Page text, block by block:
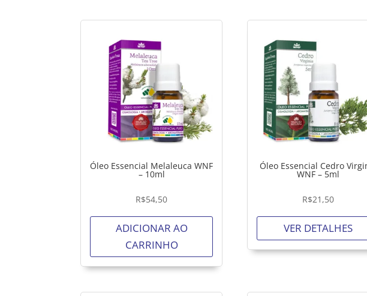
Óleo Essencial Melaleuca WNF
– 10ml
R$54,50
ADICIONAR AO
CARRINHO
Óleo Essencial Cedro
WNF – 5ml
R$21,50
VER DETALHES